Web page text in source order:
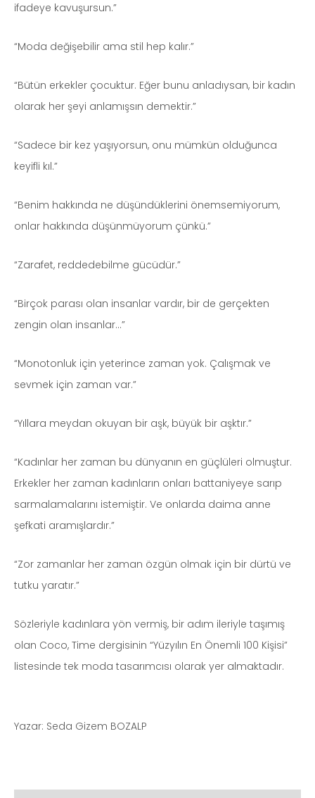
ifadeye kavuşursun.”
“Moda değişebilir ama stil hep kalır.”
“Bütün erkekler çocuktur. Eğer bunu anladıysan, bir kadın
olarak her şeyi anlamışsın demektir.”
“Sadece bir kez yaşıyorsun, onu mümkün olduğunca
keyifli kıl.”
“Benim hakkında ne düşündüklerini önemsemiyorum,
onlar hakkında düşünmüyorum çünkü.”
“Zarafet, reddedebilme gücüdür.”
“Birçok parası olan insanlar vardır, bir de gerçekten
zengin olan insanlar…”
“Monotonluk için yeterince zaman yok. Çalışmak ve
sevmek için zaman var.”
“Yıllara meydan okuyan bir aşk, büyük bir aşktır.”
“Kadınlar her zaman bu dünyanın en güçlüleri olmuştur.
Erkekler her zaman kadınların onları battaniyeye sarıp
sarmalamalarını istemiştir. Ve onlarda daima anne
şefkati aramışlardır.”
“Zor zamanlar her zaman özgün olmak için bir dürtü ve
tutku yaratır.”
Sözleriyle kadınlara yön vermiş, bir adım ileriyle taşımış
olan Coco, Time dergisinin “Yüzyılın En Önemli 100 Kişisi”
listesinde tek moda tasarımcısı olarak yer almaktadır.
Yazar: Seda Gizem BOZALP